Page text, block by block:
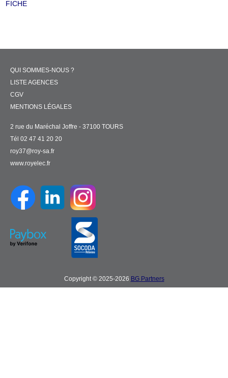
FICHE
QUI SOMMES-NOUS ?
LISTE AGENCES
CGV
MENTIONS LÉGALES
2 rue du Maréchal Joffre - 37100 TOURS
Tél 02 47 41 20 20
roy37@roy-sa.fr
www.royelec.fr
Copyright © 2025-2026 BG Partners